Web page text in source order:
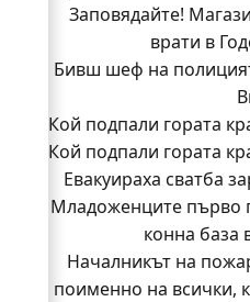
Заповядайте!
врати в
Бивш шеф на
Кой подпали гората
Младежи от
доброволци на
Началникът на
поименно на всички,
150 декара гори,
Кой подпали гората
Евакуираха сватба
Младоженците първо
конна база
Началникът на
поименно на всички,